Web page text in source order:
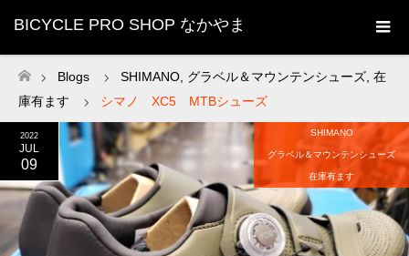
BICYCLE PRO SHOP なかやま
ホーム
Blogs SHIMANO グラベル＆マウンテンシューズ 在
庫有ます
シマノ XC5 MTBシューズ
2022
JUL
09
SHIMANO
グラベル＆マウンテンシューズ
在庫有ます